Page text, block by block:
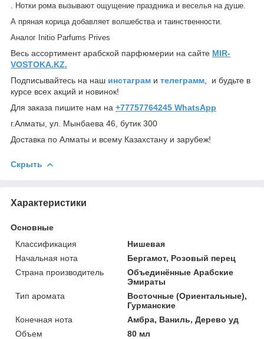
Нотки рома вызывают ощущение праздника и веселья на душе.
А пряная корица добавляет волшебства и таинственности.
Аналог Initio Parfums Prives
Весь ассортимент арабской парфюмерии на сайте MIR-
VOSTOKA.KZ.
Подписывайтесь на наш инстаграм и телеграмм , и будьте в
курсе всех акций и новинок!
Для заказа пишите нам на +77757764245 WhatsApp
г.Алматы, ул. Мынбаева 46, бутик 300
Доставка по Алматы и всему Казахстану и зарубеж!
Скрыть
Характеристики
Основные
Классификация
Нишевая
Начальная нота
Бергамот, Розовый перец
Страна производитель
Объединённые Арабские
Эмираты
Тип аромата
Восточные (Ориентальные),
Гурманские
Конечная нота
Амбра, Ваниль, Дерево уд
Объем
80 мл